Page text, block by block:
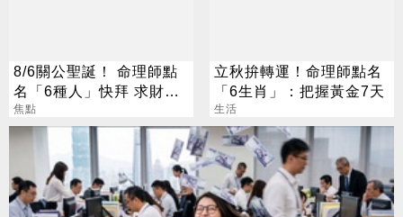
8/6關公聖誕！ 命理師點
名「6種人」快拜 求財求
職保平安
焦點
立秋拚轉運！命理師點名
「6生肖」：把握黃金7天
生活